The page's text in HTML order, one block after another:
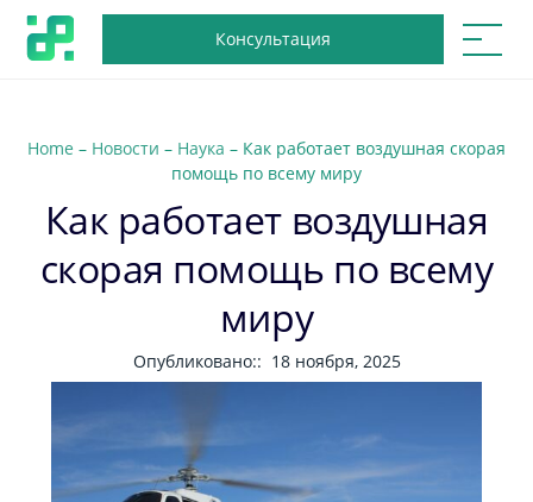
Консультация
Home – Новости – Наука – Как работает воздушная скорая
помощь по всему миру
Как работает воздушная
скорая помощь по всему
миру
Опубликовано:: 18 ноября, 2025